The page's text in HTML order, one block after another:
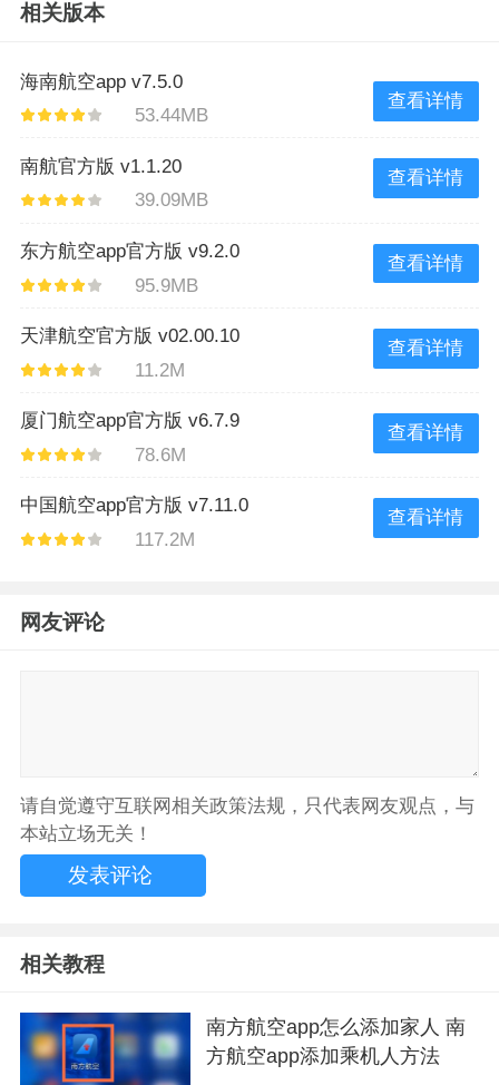
相关版本
海南航空app v7.5.0
53.44MB
查看详情
南航官方版 v1.1.20
39.09MB
查看详情
东方航空app官方版 v9.2.0
95.9MB
查看详情
天津航空官方版 v02.00.10
11.2M
查看详情
厦门航空app官方版 v6.7.9
78.6M
查看详情
中国航空app官方版 v7.11.0
117.2M
查看详情
网友评论
请自觉遵守互联网相关政策法规，只代表网友观点，与
本站立场无关！
相关教程
南方航空app怎么添加家人 南
方航空app添加乘机人方法